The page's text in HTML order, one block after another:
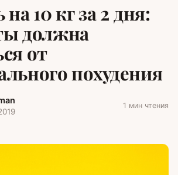
на 10 кг за 2 дня:
должна
от
похудения
1 мин чтения